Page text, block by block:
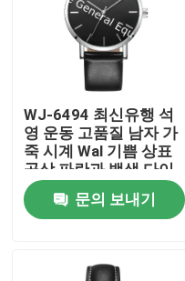
WJ-6494 최신유행 석
영 운동 고품질 남자 가
죽 시계 Wal 기쁨 상표
공상 파란과 백색 다이
얼 남성 손목 시계
문의 보내기